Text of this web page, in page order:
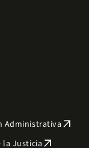
Administrativa arrow_outward
la Justicia arrow_outward